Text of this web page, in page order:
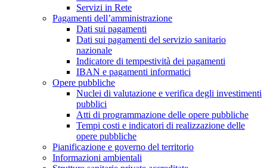
Servizi in Rete
Pagamenti dell’amministrazione
Dati sui pagamenti
Dati sui pagamenti del servizio sanitario
nazionale
Indicatore di tempestività dei pagamenti
IBAN e pagamenti informatici
Opere pubbliche
Nuclei di valutazione e verifica degli investimenti
pubblici
Atti di programmazione delle opere pubbliche
Tempi costi e indicatori di realizzazione delle
opere pubbliche
Pianificazione e governo del territorio
Informazioni ambientali